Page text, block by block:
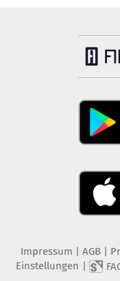
Impressum | AGB |
Einstellungen |